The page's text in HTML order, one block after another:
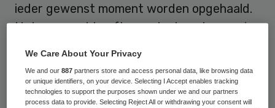
ieder gewenst moment worden opgehaald.
Het apparaat heeft een plaats gekregen in
Dit maakte hetDiaconessenhuis Leidenop
23 september bekend.
We Care About Your Privacy
We and our887 partners store and access personal data, like browsing data
or unique identifiers, on your device. Selecting I Accept enables tracking
technologies to support the purposes shown under we and our partners
process data to provide. Selecting Reject All or withdrawing your consent will